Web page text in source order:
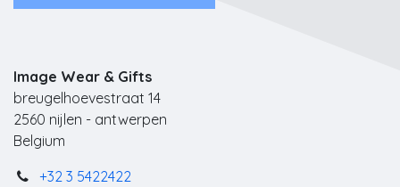
Image Wear & Gifts
breugelhoevestraat 14
2560 nijlen - antwerpen
Belgium
+32 3 5422422